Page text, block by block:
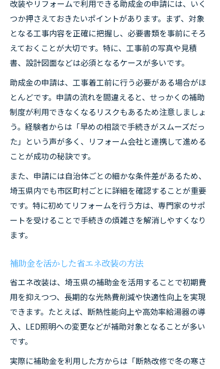
改装やリフォームで利用できる助成金の申請には、いく
つか押さえておきたいポイントがあります。まず、対象
となる工事内容を正確に把握し、必要書類を事前にそろ
えておくことが大切です。特に、工事前の写真や見積
書、設計図面などは必須となるケースが多いです。
助成金の申請は、工事着工前に行う必要がある場合がほ
とんどです。申請の流れを間違えると、せっかくの補助
制度が利用できなくなるリスクもあるため注意しましょ
う。経験者からは「早めの相談で手続きがスムーズだっ
た」という声が多く、リフォーム会社と連携して進める
ことが成功の秘訣です。
また、申請には自治体ごとの細かな条件差があるため、
埼玉県内でも市区町村ごとに詳細を確認することが重要
です。特に初めてリフォームを行う方は、専門家のサポ
ートを受けることで手続きの煩雑さを解消しやすくなり
ます。
補助金を活かした省エネ改装の方法
省エネ改装は、埼玉県の補助金を活用することで初期費
用を抑えつつ、長期的な光熱費削減や快適性向上を実現
できます。たとえば、断熱性能向上や高効率給湯器の導
入、LED照明への変更などが補助対象となることが多い
です。
実際に補助金を利用した方からは「断熱改修で冬の寒さ